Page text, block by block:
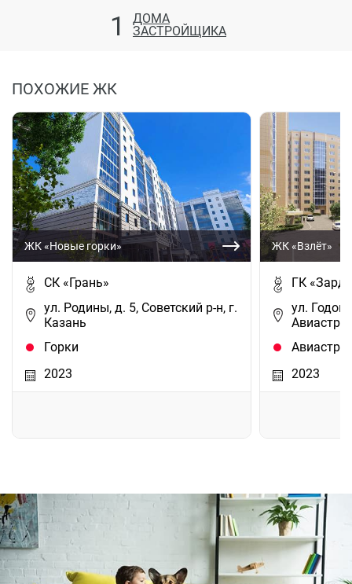
1
ДОМА
ЗАСТРОЙЩИКА
ПОХОЖИЕ ЖК
ЖК «Новые горки»
СК «Грань»
ул. Родины, д. 5, Советский р-н, г.
Казань
Горки
2023
ЖК «Взлёт»
ГК
ул.
2023